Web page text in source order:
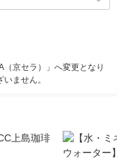
京セラ）」へ変更となり
ません。